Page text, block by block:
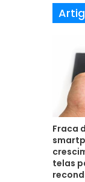
i
l
Fraca
telas